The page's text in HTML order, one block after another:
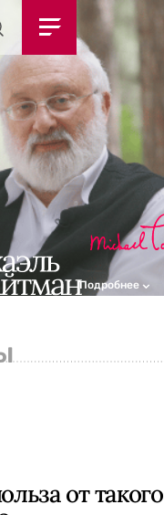
Подробнее
от такого